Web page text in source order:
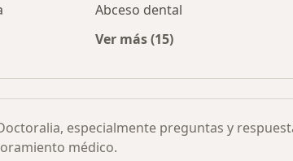
Abceso dental
Ver más (15)
especialmente preguntas y
médico.